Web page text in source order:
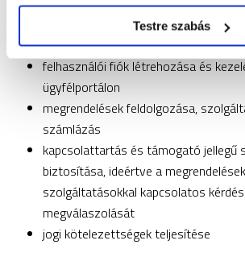
Testre szabás
Az adatkezelés célja:
felhasználói fiók létrehozása és
ügyfélportálon
megrendelések feldolgozása,
számlázás
kapcsolattartás és támogató jellegű
biztosítása, ideértve a
szolgáltatásokkal kapcsolatos
megválaszolását
jogi kötelezettségek teljesítése